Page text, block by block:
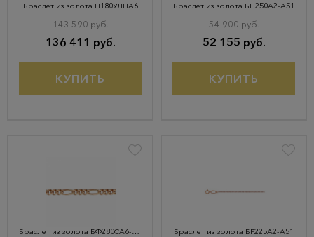
Браслет из золота П180УЛПА6
136 411 руб.
143 590 руб.
КУПИТЬ
Браслет из золота БП250А2-А51
52 155 руб.
54 900 руб.
КУПИТЬ
Браслет из золота БФ280СА6-А51 Браслет из золота БР225А2-А51